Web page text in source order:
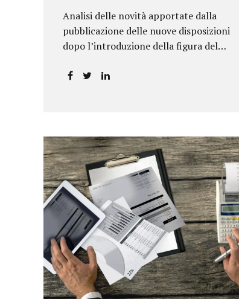
Analisi delle novità apportate dalla
pubblicazione delle nuove disposizioni
dopo l’introduzione della figura del